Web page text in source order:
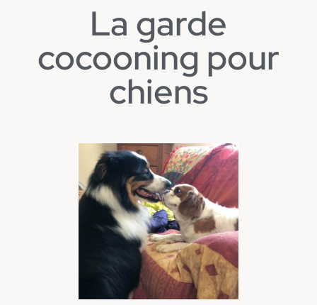
La garde
cocooning pour
chiens